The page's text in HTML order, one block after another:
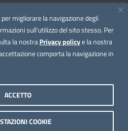
migliorare la navigazione degli
sull'utilizzo del sito stesso. Per
la nostraPrivacy policye la nostra
comporta la navigazione in
COOKIE
ACCETTO